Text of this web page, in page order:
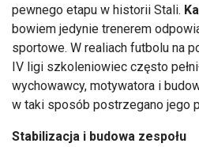
pewnego etapu w historii Stali.
bowiem jedynie trenerem
sportowe. W realiach futbolu na
IV ligi szkoleniowiec często
wychowawcy, motywatora i
w taki sposób postrzegano jego
Stabilizacja i budowa zespołu